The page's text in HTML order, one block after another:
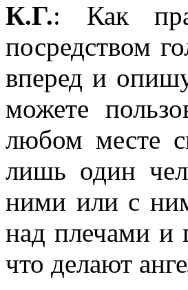
К.Г.: Как
посредством
вперед и
можете
любом месте
лишь один
ними или с
над плечами и
что делают